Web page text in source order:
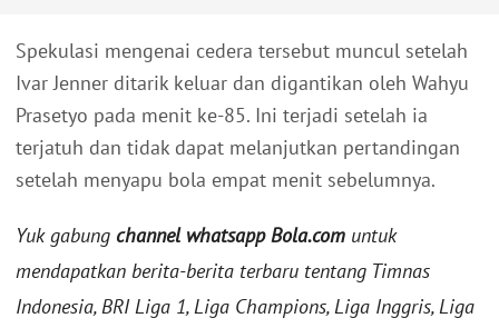
Spekulasi mengenai cedera tersebut muncul setelah
Ivar Jenner ditarik keluar dan digantikan oleh Wahyu
Prasetyo pada menit ke-85. Ini terjadi setelah ia
terjatuh dan tidak dapat melanjutkan pertandingan
setelah menyapu bola empat menit sebelumnya.
Yuk gabung channel whatsapp Bola.com untuk
mendapatkan berita-berita terbaru tentang Timnas
Indonesia, BRI Liga 1, Liga Champions, Liga Inggris, Liga